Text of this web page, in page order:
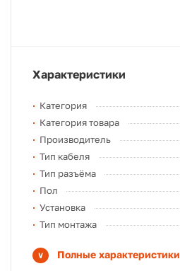
Характеристики
Категория
Категория товара
Производитель
Тип кабеля
Тип разъёма
Пол
Установка
Тип монтажа
Полные характеристики